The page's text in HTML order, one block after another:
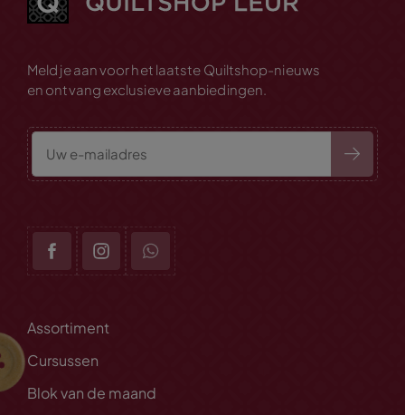
Meld je aan voor het laatste Quiltshop-nieuws
en ontvang exclusieve aanbiedingen.
Assortiment
Cursussen
Blok van de maand